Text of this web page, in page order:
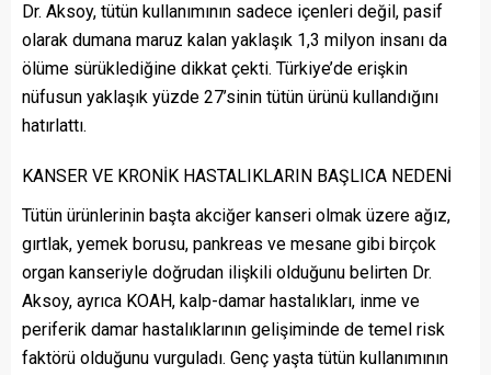
Dr. Aksoy, tütün kullanımının sadece içenleri değil, pasif
olarak dumana maruz kalan yaklaşık 1,3 milyon insanı da
ölüme sürüklediğine dikkat çekti. Türkiye’de erişkin
nüfusun yaklaşık yüzde 27’sinin tütün ürünü kullandığını
hatırlattı.
KANSER VE KRONİK HASTALIKLARIN BAŞLICA NEDENİ
Tütün ürünlerinin başta akciğer kanseri olmak üzere ağız,
gırtlak, yemek borusu, pankreas ve mesane gibi birçok
organ kanseriyle doğrudan ilişkili olduğunu belirten Dr.
Aksoy, ayrıca KOAH, kalp-damar hastalıkları, inme ve
periferik damar hastalıklarının gelişiminde de temel risk
faktörü olduğunu vurguladı. Genç yaşta tütün kullanımının